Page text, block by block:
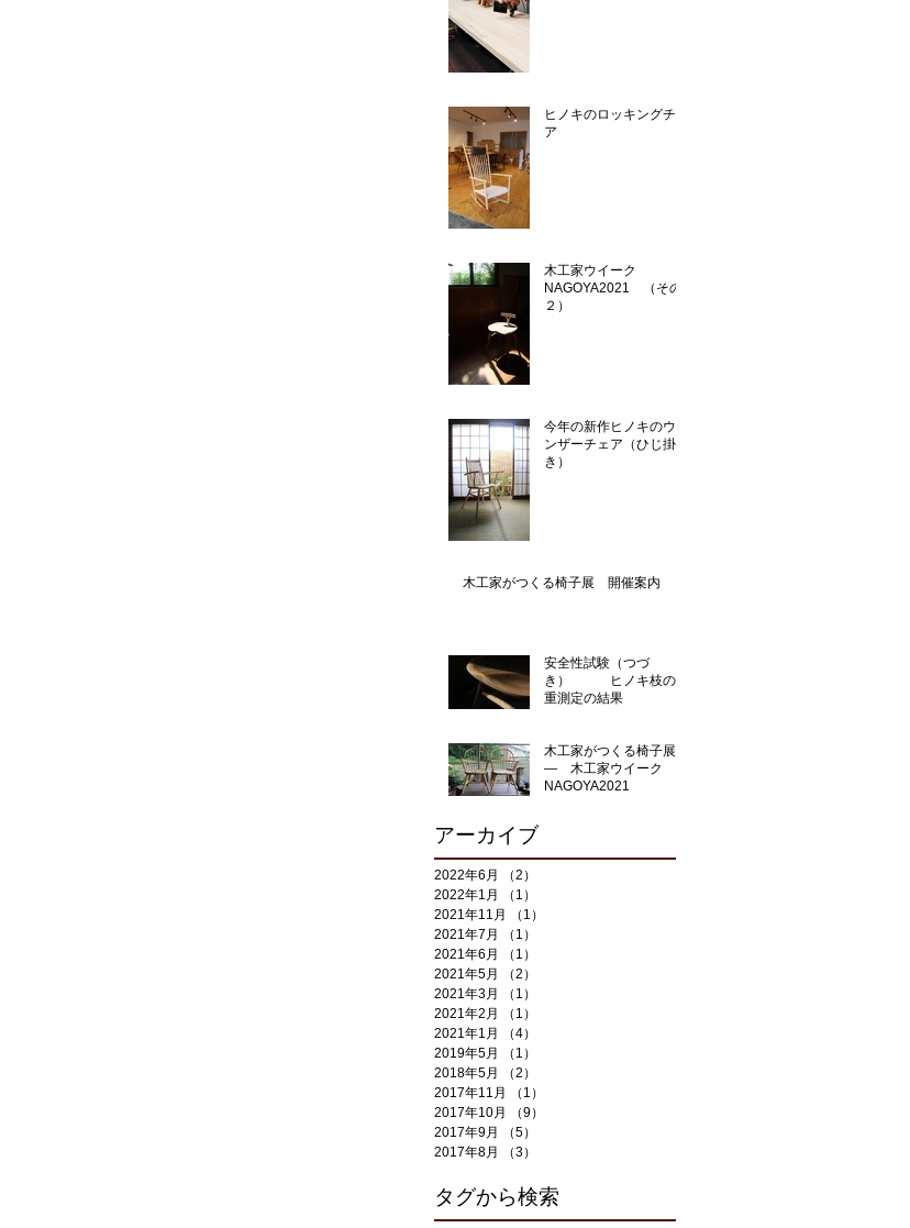
ヒノキのロッキングチェ
ア
木工家ウイーク
NAGOYA2021 （その
２）
今年の新作ヒノキのウイ
ンザーチェア（ひじ掛付
き）
木工家がつくる椅子展 開催案内
安全性試験（つづ
き） ヒノキ枝の比
重測定の結果
木工家がつくる椅子展
― 木工家ウイーク
NAGOYA2021
アーカイブ
2022年6月 （2）
2022年1月
（1）
2021年11月
（1）
2021年7月
（1）
2021年6月
（1）
2021年5月
（2）
2021年3月
（1）
2021年2月
（1）
2021年1月
（4）
2019年5月
（1）
2018年5月
（2）
2017年11月
（1）
2017年10月
（9）
2017年9月
（5）
2017年8月
（3）
タグから検索